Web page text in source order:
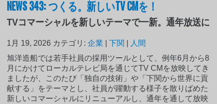
NEWS 343: つくる。新しいTV CMを！
TVコマーシャルを新しいテーマで一新。通年放送に
1月 19, 2026 カテゴリ:企業 |下関
人間
旭洋造船では若手社員の採用ツールとして、例年6月から8
月にかけてローカルテレビ局を通じてTV CMを放映してき
ましたが、このたび「独自の技術」や「下関から世界に貢
献する」をテーマとし、社員が躍動する様子を散りばめた
新しいコマーシャルにリニューアルし、通年を通して放映